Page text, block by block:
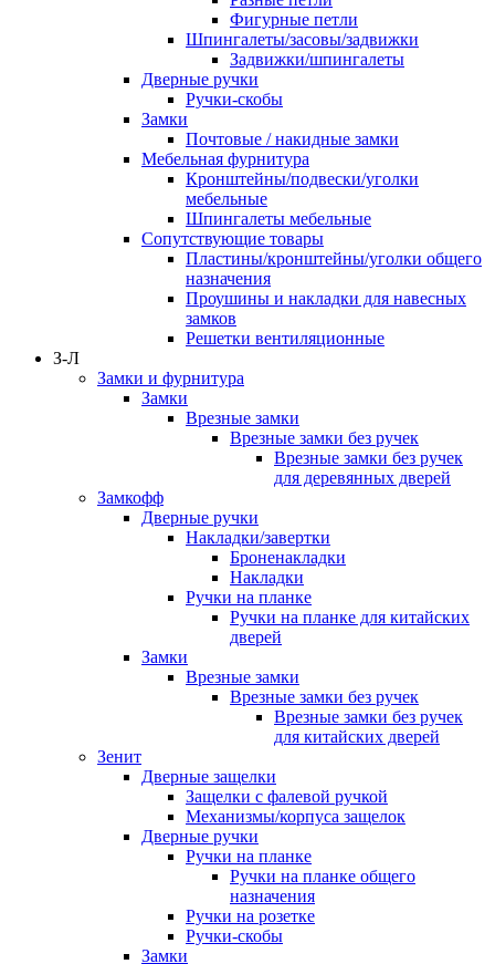
Фигурные петли
Шпингалеты/засовы/задвижки
Задвижки/шпингалеты
Дверные ручки
Ручки-скобы
Замки
Почтовые / накидные замки
Мебельная фурнитура
Кронштейны/подвески/уголки
мебельные
Шпингалеты мебельные
Сопутствующие товары
Пластины/кронштейны/уголки общего
назначения
Проушины и накладки для навесных
замков
Решетки вентиляционные
З-Л
Замки и фурнитура
Замки
Врезные замки
Врезные замки без ручек
Врезные замки без ручек
для деревянных дверей
Замкофф
Дверные ручки
Накладки/завертки
Броненакладки
Накладки
Ручки на планке
Ручки на планке для китайских
дверей
Замки
Врезные замки
Врезные замки без ручек
Врезные замки без ручек
для китайских дверей
Зенит
Дверные защелки
Защелки с фалевой ручкой
Механизмы/корпуса защелок
Дверные ручки
Ручки на планке
Ручки на планке общего
назначения
Ручки на розетке
Ручки-скобы
Замки